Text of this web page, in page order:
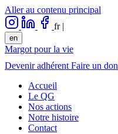
Aller au contenu principal
fr |
en
Margot pour la vie
Devenir adhérent Faire un don
Accueil
Le QG
Nos actions
Notre histoire
Contact